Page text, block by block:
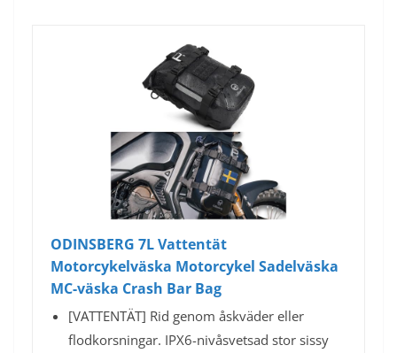
ODINSBERG 7L Vattentät
Motorcykelväska Motorcykel Sadelväska
MC-väska Crash Bar Bag
[VATTENTÄT] Rid genom åskväder eller
flodkorsningar. IPX6-nivåsvetsad stor sissy